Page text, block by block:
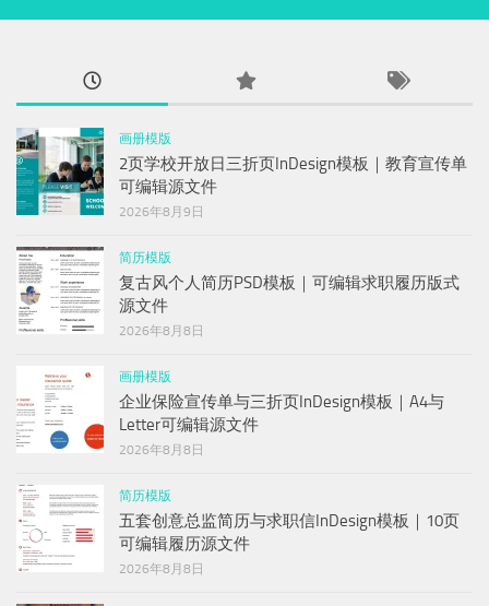
画册模版
2页学校开放日三折页InDesign模板｜教育宣传单
可编辑源文件
2026年8月9日
简历模版
复古风个人简历PSD模板｜可编辑求职履历版式
源文件
2026年8月8日
画册模版
企业保险宣传单与三折页InDesign模板｜A4与
Letter可编辑源文件
2026年8月8日
简历模版
五套创意总监简历与求职信InDesign模板｜10页
可编辑履历源文件
2026年8月8日